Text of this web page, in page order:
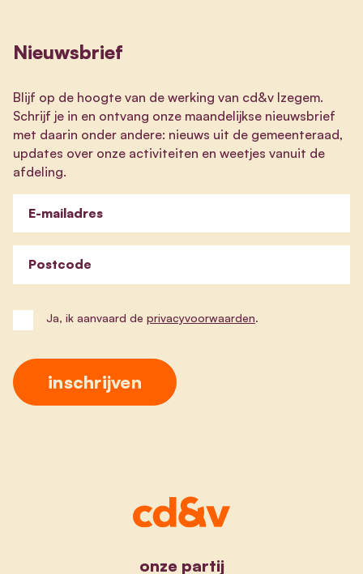
Nieuwsbrief
Blijf op de hoogte van de werking van cd&v Izegem.
Schrijf je in en ontvang onze maandelijkse nieuwsbrief
met daarin onder andere: nieuws uit de gemeenteraad,
updates over onze activiteiten en weetjes vanuit de
afdeling.
E-mailadres
Postcode
Ja, ik aanvaard de privacyvoorwaarden.
onze partij